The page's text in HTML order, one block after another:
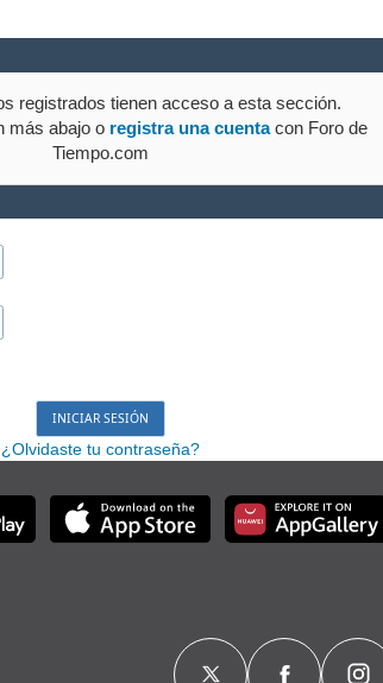
registrados tienen acceso a esta sección.
más abajo o registra una cuentacon Foro de
Tiempo.com
¿Olvidaste tu contraseña?